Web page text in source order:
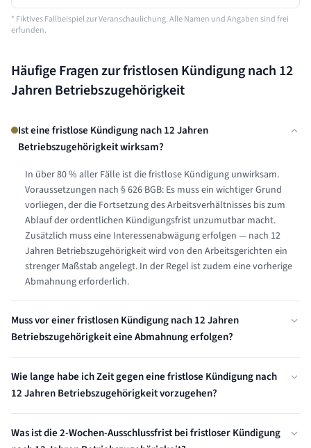
* Fiktives Fallbeispiel zur Veranschaulichung. Alle Namen und Angaben sind frei
erfunden.
Häufige Fragen zur fristlosen Kündigung nach 12
Jahren Betriebszugehörigkeit
Ist eine fristlose Kündigung nach 12 Jahren
Betriebszugehörigkeit wirksam?
In über 80 % aller Fälle ist die fristlose Kündigung unwirksam.
Voraussetzungen nach § 626 BGB: Es muss ein wichtiger Grund
vorliegen, der die Fortsetzung des Arbeitsverhältnisses bis zum
Ablauf der ordentlichen Kündigungsfrist unzumutbar macht.
Zusätzlich muss eine Interessenabwägung erfolgen — nach 12
Jahren Betriebszugehörigkeit wird von den Arbeitsgerichten ein
strenger Maßstab angelegt. In der Regel ist zudem eine vorherige
Abmahnung erforderlich.
Muss vor einer fristlosen Kündigung nach 12 Jahren
Betriebszugehörigkeit eine Abmahnung erfolgen?
eine vorherige Abmahnung grundsätzlich erforderlich — der
Arbeitnehmer muss die Chance erhalten, sein Verhalten zu
ändern. Nur bei besonders schweren Verstößen (z.B. Straftaten,
schwerer Vertrauensbruch) kann eine Abmahnung entbehrlich
sein. Nach 12 Jahren Betriebszugehörigkeit legen Arbeitsgerichte
Wie lange habe ich Zeit gegen eine fristlose Kündigung nach
12 Jahren Betriebszugehörigkeit vorzugehen?
Kündigungsschutzklage beim Arbeitsgericht einzureichen (§ 4
Was ist die 2-Wochen-Ausschlussfrist bei fristloser Kündigung